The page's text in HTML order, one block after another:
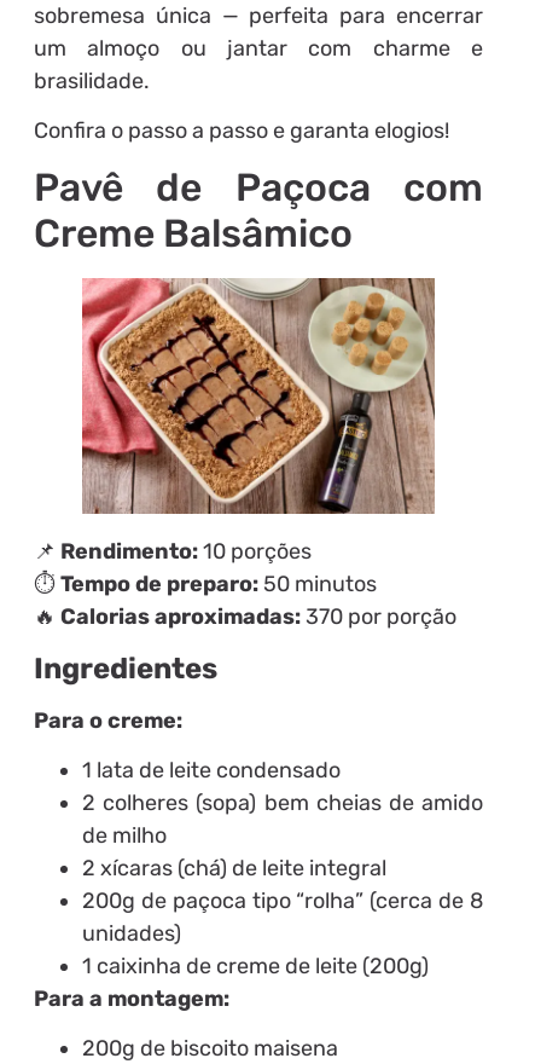
sobremesa única — perfeita para encerrar
um almoço ou jantar com charme e
brasilidade.
Confira o passo a passo e garanta elogios!
Pavê de Paçoca com
Creme Balsâmico
📌 Rendimento:10 porções
⏱Tempo de preparo:50 minutos
🔥 Calorias aproximadas:370 por porção
Ingredientes
Para o creme:
1 lata de leite condensado
2 colheres (sopa) bem cheias de amido
de milho
2 xícaras (chá) de leite integral
200g de paçoca tipo “rolha” (cerca de 8
unidades)
1 caixinha de creme de leite (200g)
Para a montagem:
200g de biscoito maisena